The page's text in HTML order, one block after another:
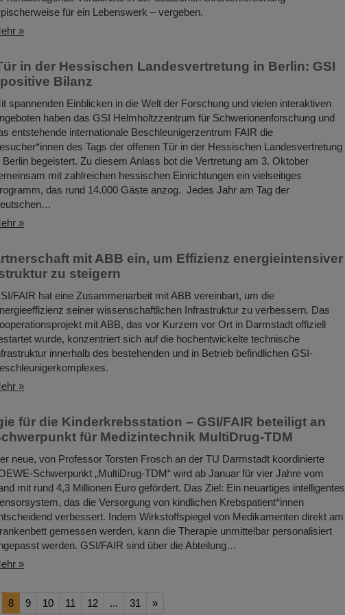
für ein Lebenswerk – vergeben.
»
in der Hessischen Landesvertretung in Berlin: GSI
Bilanz
spannenden Einblicken in die Welt der Forschung und vielen interaktiven
haben das GSI Helmholtzzentrum für Schwerionenforschung und
entstehende internationale Beschleunigerzentrum FAIR die
des Tags der offenen Tür in der Hessischen Landesvertretung
Berlin begeistert. Zu diesem Anlass bot die Vertretung am 3. Oktober
mit zahlreichen hessischen Einrichtungen ein vielseitiges
das rund 14.000 Gäste anzog. Jedes Jahr am Tag der
»
mit ABB ein, um Effizienz energieintensiver
zu steigern
FAIR hat eine Zusammenarbeit mit ABB vereinbart, um die
seiner wissenschaftlichen Infrastruktur zu verbessern. Das
mit ABB, das vor Kurzem vor Ort in Darmstadt offiziell
wurde, konzentriert sich auf die hochentwickelte technische
innerhalb des bestehenden und in Betrieb befindlichen GSI-
»
für die Kinderkrebsstation – GSI/FAIR beteiligt an
für Medizintechnik MultiDrug-TDM
neue, von Professor Torsten Frosch an der TU Darmstadt koordinierte
Schwerpunkt „MultiDrug-TDM“ wird ab Januar für vier Jahre vom
mit rund 4,3 Millionen Euro gefördert. Das Ziel: Ein neuartiges intelligentes
das die Versorgung von kindlichen Krebspatient*innen
verbessert. Indem Wirkstoffspiegel von Medikamenten direkt am
gemessen werden, kann die Therapie unmittelbar personalisiert
werden. GSI/FAIR sind über die Abteilung…
»
8 9 10 11 12 ... 31 »